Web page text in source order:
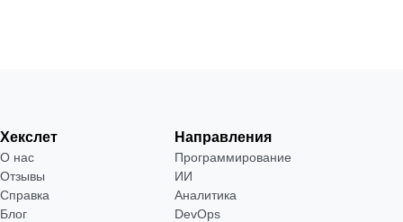
Хекслет
О нас
Отзывы
Справка
Блог
Направления
Программирование
ИИ
Аналитика
DevOps